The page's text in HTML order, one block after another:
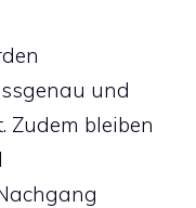
und
bleiben